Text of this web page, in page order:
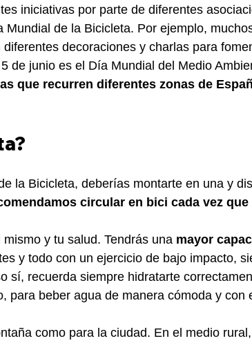
iniciativas por parte de diferentes
de la Bicicleta. Por ejemplo,
decoraciones y charlas para
de junio es el Día Mundial del Medio
que recurren diferentes zonas de
la Bicicleta, deberías montarte en una y
circular en bici cada vez que
y tu salud. Tendrás una mayor
y todo con un ejercicio de bajo impacto,
sí, recuerda siempre hidratarte
para beber agua de manera cómoda y con
como para la ciudad. En el medio